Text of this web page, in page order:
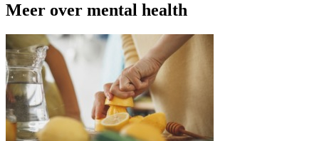
Meer over mental health